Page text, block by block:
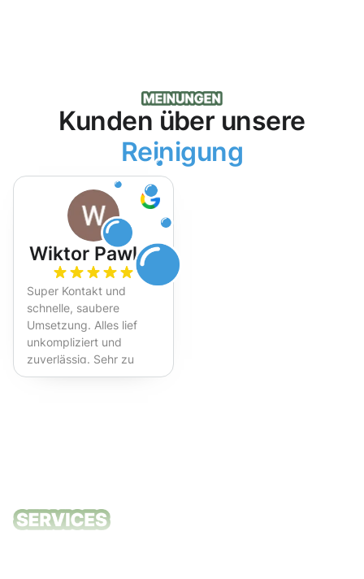
Kunden über unsere
Reinigung
Wiktor Pawlak
Super Kontakt und
schnelle, saubere
Umsetzung. Alles lief
unkompliziert und
zuverlässig. Sehr zu
empfehlen!